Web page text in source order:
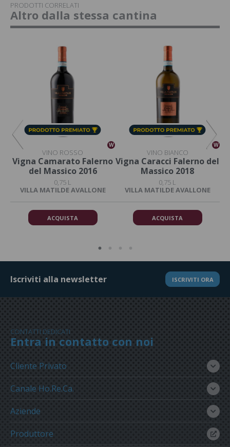
PRODOTTI CORRELATI
Altro dalla stessa cantina
W
VINO ROSSO
Vigna Camarato Falerno
del Massico 2016
0,75 L
VILLA MATILDE AVALLONE
ACQUISTA
W
VINO BIANCO
Vigna Caracci Falerno del
Massico 2018
0,75 L
VILLA MATILDE AVALLONE
ACQUISTA
Iscriviti alla newsletter ISCRIVITI ORA
CONTATTI DEDICATI
Entra in contatto con noi
Cliente Privato
Canale Ho.Re.Ca.
Aziende
Produttore